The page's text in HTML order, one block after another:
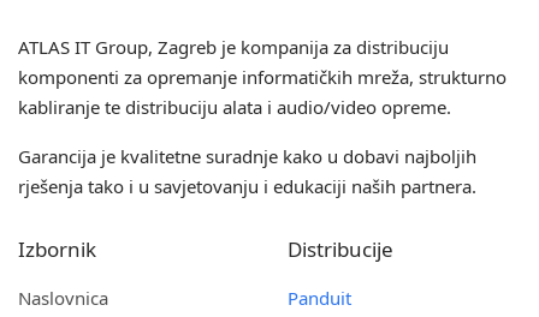
ATLAS IT Group, Zagreb je kompanija za distribuciju
komponenti za opremanje informatičkih mreža, strukturno
kabliranje te distribuciju alata i audio/video opreme.
Garancija je kvalitetne suradnje kako u dobavi najboljih
rješenja tako i u savjetovanju i edukaciji naših partnera.
Izbornik
Naslovnica
Distribucije
Panduit